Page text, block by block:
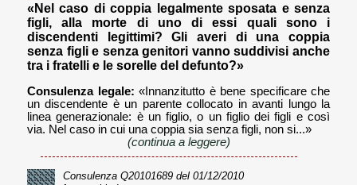
«Nel caso di coppia legalmente sposata e senza
figli, alla morte di uno di essi quali sono i
discendenti legittimi? Gli averi di una coppia
senza figli e senza genitori vanno suddivisi anche
tra i fratelli e le sorelle del defunto?»
Consulenza legale: «Innanzitutto è bene specificare che
un discendente è un parente collocato in avanti lungo la
linea generazionale: è un figlio, o un figlio dei figli e così
via. Nel caso in cui una coppia sia senza figli, non si...»
(continua a leggere)
Consulenza Q20101689 del 01/12/2010